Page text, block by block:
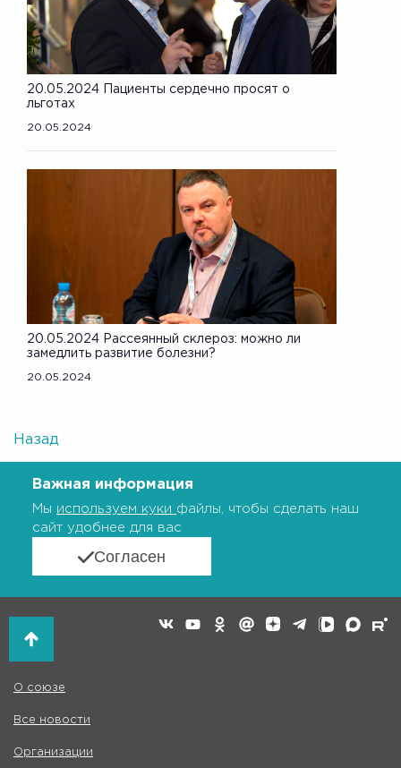
20.05.2024 Пациенты сердечно просят о
льготах
20.05.2024
20.05.2024 Рассеянный склероз: можно ли
замедлить развитие болезни?
20.05.2024
Назад
Важная информация
Мы используем куки файлы, чтобы сделать наш
сайт удобнее для вас
Согласен
О союзе
Все новости
Организации